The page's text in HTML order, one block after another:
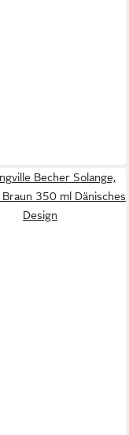
Becher Solange,
350 ml Dänisches
Design